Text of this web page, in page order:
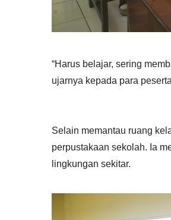
“Harus belajar, sering
ujarnya kepada para
Selain memantau ruang
perpustakaan sekolah. Ia
lingkungan sekitar.